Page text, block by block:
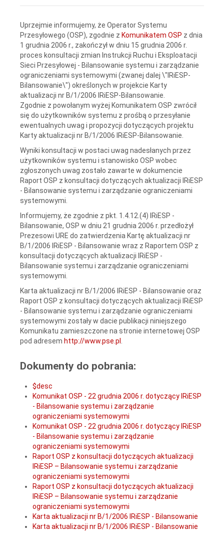
Uprzejmie informujemy, że Operator Systemu
Przesyłowego (OSP), zgodnie z Komunikatem OSP z dnia
1 grudnia 2006 r., zakończył w dniu 15 grudnia 2006 r.
proces konsultacji zmian Instrukcji Ruchu i Eksploatacji
Sieci Przesyłowej - Bilansowanie systemu i zarządzanie
ograniczeniami systemowymi (zwanej dalej \"IRiESP-
Bilansowanie\") określonych w projekcie Karty
aktualizacji nr B/1/2006 IRiESP-Bilansowanie.
Zgodnie z powołanym wyżej Komunikatem OSP zwrócił
się do użytkowników systemu z prośbą o przesyłanie
ewentualnych uwag i propozycji dotyczących projektu
Karty aktualizacji nr B/1/2006 IRiESP-Bilansowanie.
Wyniki konsultacji w postaci uwag nadesłanych przez
użytkowników systemu i stanowisko OSP wobec
zgłoszonych uwag zostało zawarte w dokumencie
Raport OSP z konsultacji dotyczących aktualizacji IRiESP
- Bilansowanie systemu i zarządzanie ograniczeniami
systemowymi.
Informujemy, że zgodnie z pkt. 1.4.12.(4) IRiESP -
Bilansowanie, OSP w dniu 21 grudnia 2006 r. przedłożył
Prezesowi URE do zatwierdzenia Kartę aktualizacji nr
B/1/2006 IRiESP - Bilansowanie wraz z Raportem OSP z
konsultacji dotyczących aktualizacji IRiESP -
Bilansowanie systemu i zarządzanie ograniczeniami
systemowymi.
Karta aktualizacji nr B/1/2006 IRiESP - Bilansowanie oraz
Raport OSP z konsultacji dotyczących aktualizacji IRiESP
- Bilansowanie systemu i zarządzanie ograniczeniami
systemowymi zostały w dacie publikacji niniejszego
Komunikatu zamieszczone na stronie internetowej OSP
pod adresem http://www.pse.pl
Dokumenty do pobrania:
$desc
Komunikat OSP - 22 grudnia 2006 r. dotyczący IRiESP
- Bilansowanie systemu i zarządzanie
ograniczeniami systemowymi
Komunikat OSP - 22 grudnia 2006 r. dotyczący IRiESP
- Bilansowanie systemu i zarządzanie
ograniczeniami systemowymi
Raport OSP z konsultacji dotyczących aktualizacji
IRiESP – Bilansowanie systemu i zarządzanie
ograniczeniami systemowymi
Raport OSP z konsultacji dotyczących aktualizacji
IRiESP – Bilansowanie systemu i zarządzanie
ograniczeniami systemowymi
Karta aktualizacji nr B/1/2006 IRiESP - Bilansowanie
Karta aktualizacji nr B/1/2006 IRiESP - Bilansowanie